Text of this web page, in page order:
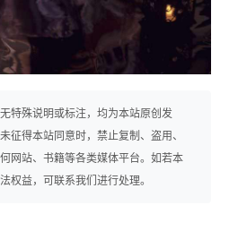
特殊说明或标注，均为本站原创发
征得本站同意时，禁止复制、盗用、
网站、书籍等各类媒体平台。如若本
权益，可联系我们进行处理。